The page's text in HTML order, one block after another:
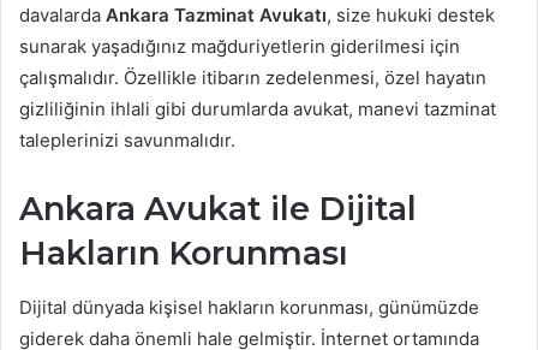
davalarda Ankara Tazminat Avukatı, size hukuki destek
sunarak yaşadığınız mağduriyetlerin giderilmesi için
çalışmalıdır. Özellikle itibarın zedelenmesi, özel hayatın
gizliliğinin ihlali gibi durumlarda avukat, manevi tazminat
taleplerinizi savunmalıdır.
Ankara Avukat ile Dijital
Hakların Korunması
Dijital dünyada kişisel hakların korunması, günümüzde
giderek daha önemli hale gelmiştir. İnternet ortamında